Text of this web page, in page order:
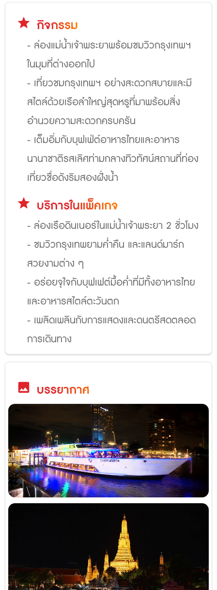
star กิจกรรม
- ล่องแม่น้ำเจ้าพระยาพร้อมชมวิวกรุงเทพฯ
ในมุมที่ต่างออกไป
- เที่ยวชมกรุงเทพฯ อย่างสะดวกสบายและมี
สไตล์ด้วยเรือลำใหญ่สุดหรูที่มาพร้อมสิ่ง
อำนวยความสะดวกครบครัน
- เต็มอิ่มกับบุฟเฟ่ต์อาหารไทยและอาหาร
นานาชาติรสเลิศท่ามกลางทิวทัศน์สถานที่ท่อง
เที่ยวชื่อดังริมสองฝั่งน้ำ
star บริการในแพ็คเกจ
- ล่องเรือดินเนอร์ในแม่น้ำเจ้าพระยา 2 ชั่วโมง
- ชมวิวกรุงเทพยามค่ำคืน และแลนด์มาร์ก
สวยงามต่าง ๆ
- อร่อยจุใจกับบุฟเฟต์มื้อค่ำที่มีทั้งอาหารไทย
และอาหารสไตล์ตะวันตก
- เพลิดเพลินกับการแสดงและดนตรีสดตลอด
การเดินทาง
image บรรยากาศ